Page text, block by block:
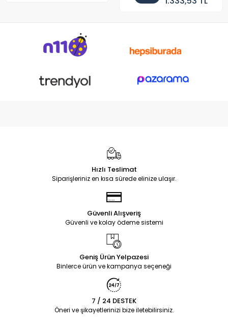
Hızlı Teslimat
Siparişleriniz en kısa sürede elinize ulaşır.
Güvenli Alışveriş
Güvenli ve kolay ödeme sistemi
Geniş Ürün Yelpazesi
Binlerce ürün ve kampanya seçeneği
7 / 24 DESTEK
Öneri ve şikayetlerinizi bize iletebilirsiniz.